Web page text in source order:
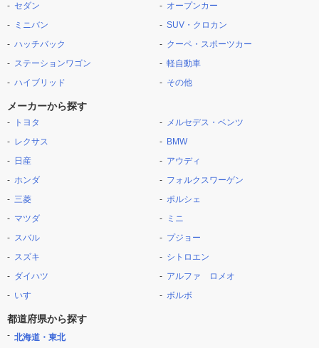
セダン
ミニバン
ハッチバック
ステーションワゴン
ハイブリッド
オープンカー
SUV・クロカン
クーペ・スポーツカー
軽自動車
その他
メーカーから探す
トヨタ
レクサス
日産
ホンダ
三菱
マツダ
スバル
スズキ
ダイハツ
いすゞ
メルセデス・ベンツ
BMW
アウディ
フォルクスワーゲン
ポルシェ
ミニ
プジョー
シトロエン
アルファ ロメオ
ボルボ
都道府県から探す
北海道・東北